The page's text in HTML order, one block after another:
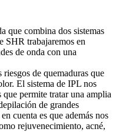
que combina dos sistemas
SHR trabajaremos en
de onda con una
de quemaduras que
El sistema de IPL nos
que permite tratar una amplia
de grandes
cuenta es que además nos
rejuvenecimiento, acné,